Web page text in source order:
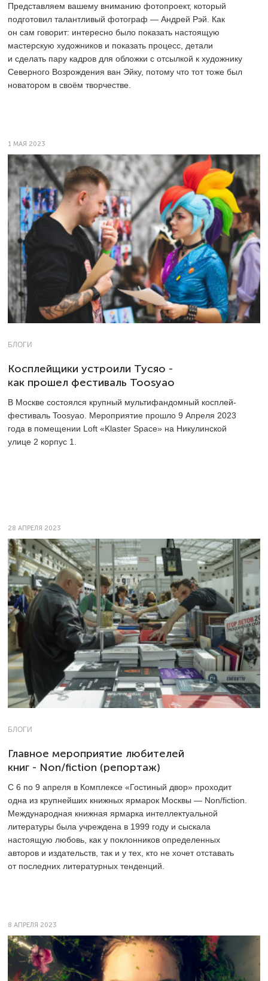
Представляем вашему вниманию фотопроект, который
подготовил талантливый фотограф — Андрей Рэй. Как
он сам говорит: интересно было показать настоящую
мастерскую художников и показать процесс, детали
и сделать пару кадров для обложки с отсылкой к художнику
Северного Возрождения ван Эйку, потому что тот тоже был
новатором в своём творчестве.
1 МАЯ 2023
БЛОГИ
Косплейщики устроили Тусяо -
как прошел фестиваль Toosyao
В Москве состоялся крупный мультифандомный косплей-
фестиваль Toosyao. Мероприятие прошло 9 Апреля 2023
года в помещении Loft «Klaster Space» на Никулинской
улице 2 корпус 1.
28 АПРЕЛЯ 2023
БЛОГИ
Главное мероприятие любителей
книг - Non/fiction (репортаж)
С 6 по 9 апреля в Комплексе «Гостиный двор» проходит
одна из крупнейших книжных ярмарок Москвы — Non/fiction.
Международная книжная ярмарка интеллектуальной
литературы была учреждена в 1999 году и сыскала
настоящую любовь, как у поклонников определенных
авторов и издательств, так и у тех, кто не хочет отставать
от последних литературных тенденций.
8 АПРЕЛЯ 2023